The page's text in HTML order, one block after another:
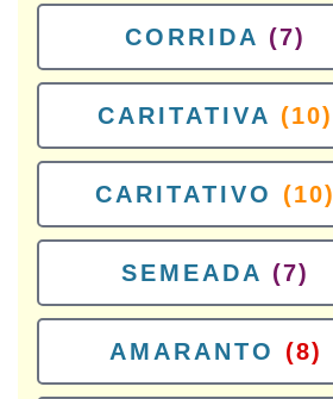
CORRIDA (7)
CARITATIVA (10)
CARITATIVO (10)
SEMEADA (7)
AMARANTO (8)